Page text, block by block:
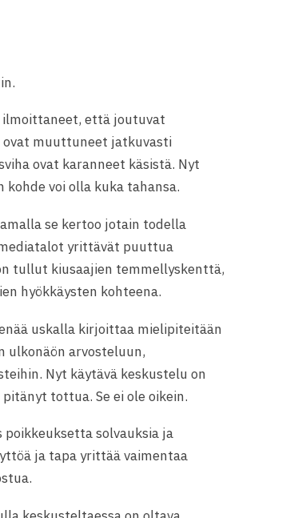
ilmoittaneet, että joutuvat
muuttuneet jatkuvasti
ovat karanneet käsistä. Nyt
voi olla kuka tahansa.
se kertoo jotain todella
yrittävät puuttua
tullut kiusaajien temmellyskenttä,
hyökkäysten kohteena.
uskalla kirjoittaa mielipiteitään
ulkonäön arvosteluun,
Nyt käytävä keskustelu on
tottua. Se ei ole oikein.
poikkeuksetta solvauksia ja
ja tapa yrittää vaimentaa